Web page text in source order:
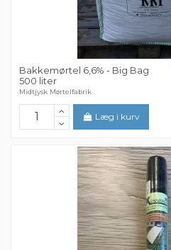
Bakkemørtel 6,6% - Big Bag
500 liter
Midtjysk Mørtelfabrik
Læg i kurv